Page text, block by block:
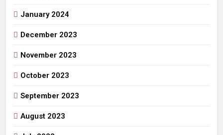
January 2024
December 2023
November 2023
October 2023
September 2023
August 2023